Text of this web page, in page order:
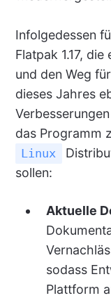
Infolgedessen
Flatpak 1.17,
und den Weg
dieses Jahres
das Programm
Linux
sollen:
Aktuelle
sodass
Plattform